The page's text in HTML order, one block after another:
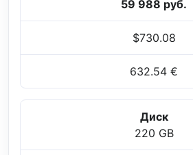
59 988 руб.
$730.08
632.54 €
Диск
220 GB